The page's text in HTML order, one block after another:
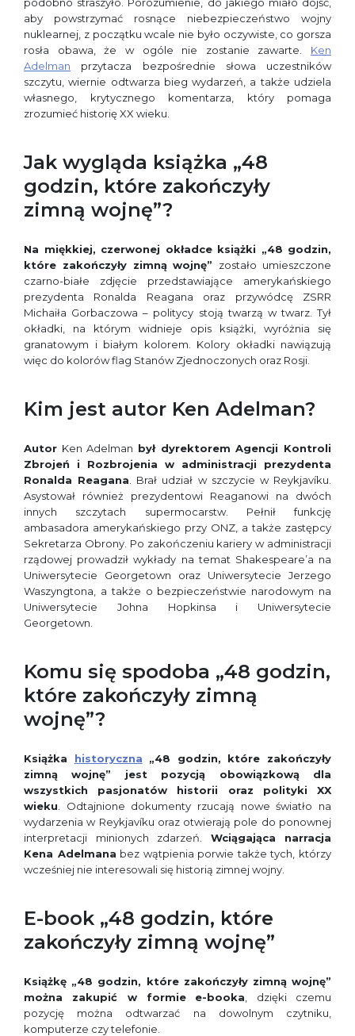
aby powstrzymać rosnące niebezpieczeństwo wojny
nuklearnej, z początku wcale nie było oczywiste, co gorsza
rosła obawa, że w ogóle nie zostanie zawarte. Ken
Adelman przytacza bezpośrednie słowa uczestników
szczytu, wiernie odtwarza bieg wydarzeń, a także udziela
własnego, krytycznego komentarza, który pomaga
zrozumieć historię XX wieku.
Jak wygląda książka „48
godzin, które zakończyły
zimną wojnę”?
Na miękkiej, czerwonej okładce książki „48 godzin,
które zakończyły zimną wojnę” zostało umieszczone
czarno-białe zdjęcie przedstawiające amerykańskiego
prezydenta Ronalda Reagana oraz przywódcę ZSRR
Michaiła Gorbaczowa – politycy stoją twarzą w twarz. Tył
okładki, na którym widnieje opis książki, wyróżnia się
granatowym i białym kolorem. Kolory okładki nawiązują
więc do kolorów flag Stanów Zjednoczonych oraz Rosji.
Kim jest autor Ken Adelman?
Autor Ken Adelman był dyrektorem Agencji Kontroli
Zbrojeń i Rozbrojenia w administracji prezydenta
Ronalda Reagana . Brał udział w szczycie w Reykjavíku.
Asystował również prezydentowi Reaganowi na dwóch
innych szczytach supermocarstw. Pełnił funkcję
ambasadora amerykańskiego przy ONZ, a także zastępcy
Sekretarza Obrony. Po zakończeniu kariery w administracji
rządowej prowadził wykłady na temat Shakespeare’a na
Uniwersytecie Georgetown oraz Uniwersytecie Jerzego
Waszyngtona, a także o bezpieczeństwie narodowym na
Uniwersytecie Johna Hopkinsa i Uniwersytecie
Georgetown.
Komu się spodoba „48 godzin,
które zakończyły zimną
wojnę”?
Książka historyczna „48 godzin, które zakończyły
zimną wojnę” jest pozycją obowiązkową dla
wszystkich pasjonatów historii oraz polityki XX
wieku . Odtajnione dokumenty rzucają nowe światło na
wydarzenia w Reykjavíku oraz otwierają pole do ponownej
interpretacji minionych zdarzeń. Wciągająca narracja
Kena Adelmana bez wątpienia porwie także tych, którzy
wcześniej nie interesowali się historią zimnej wojny.
E-book „48 godzin, które
zakończyły zimną wojnę”
Książkę „48 godzin, które zakończyły zimną wojnę”
można zakupić w formie
e-booka , dzięki czemu
pozycję można odtwarzać na dowolnym czytniku,
komputerze czy telefonie.